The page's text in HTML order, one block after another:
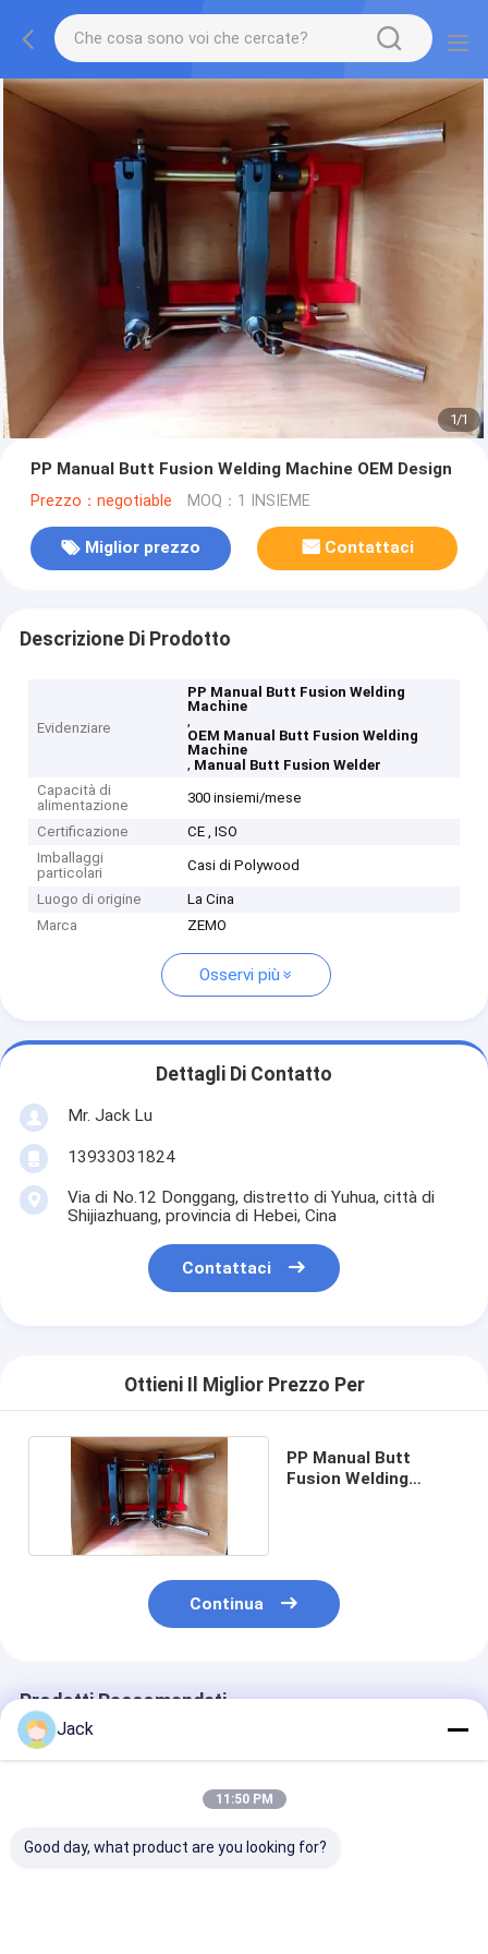
1/1
PP Manual Butt Fusion Welding Machine OEM Design
Prezzo：negotiable MOQ：1 INSIEME
Miglior prezzo Contattaci
Descrizione Di Prodotto
Evidenziare
PP Manual Butt Fusion Welding
Machine
,
OEM Manual Butt Fusion Welding
Machine
, Manual Butt Fusion Welder
Capacità di
alimentazione
300 insiemi/mese
Certificazione
CE , ISO
Imballaggi
particolari
Casi di Polywood
Luogo di origine
La Cina
Marca
ZEMO
Osservi più
Dettagli Di Contatto
Mr. Jack Lu
13933031824
Via di No.12 Donggang, distretto di Yuhua, città di
Shijiazhuang, provincia di Hebei, Cina
Contattaci
Ottieni Il Miglior Prezzo Per
PP Manual Butt
Fusion Welding
Continua
Prodotti Raccomandati
Jack
11:50 PM
Good day, what product are you looking for?